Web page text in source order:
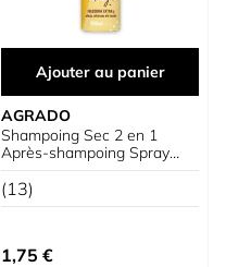
Ajouter au panier
AGRADO
Shampoing Sec 2 en 1
Après-shampoing Spray
Milky
(13)
1,75 €